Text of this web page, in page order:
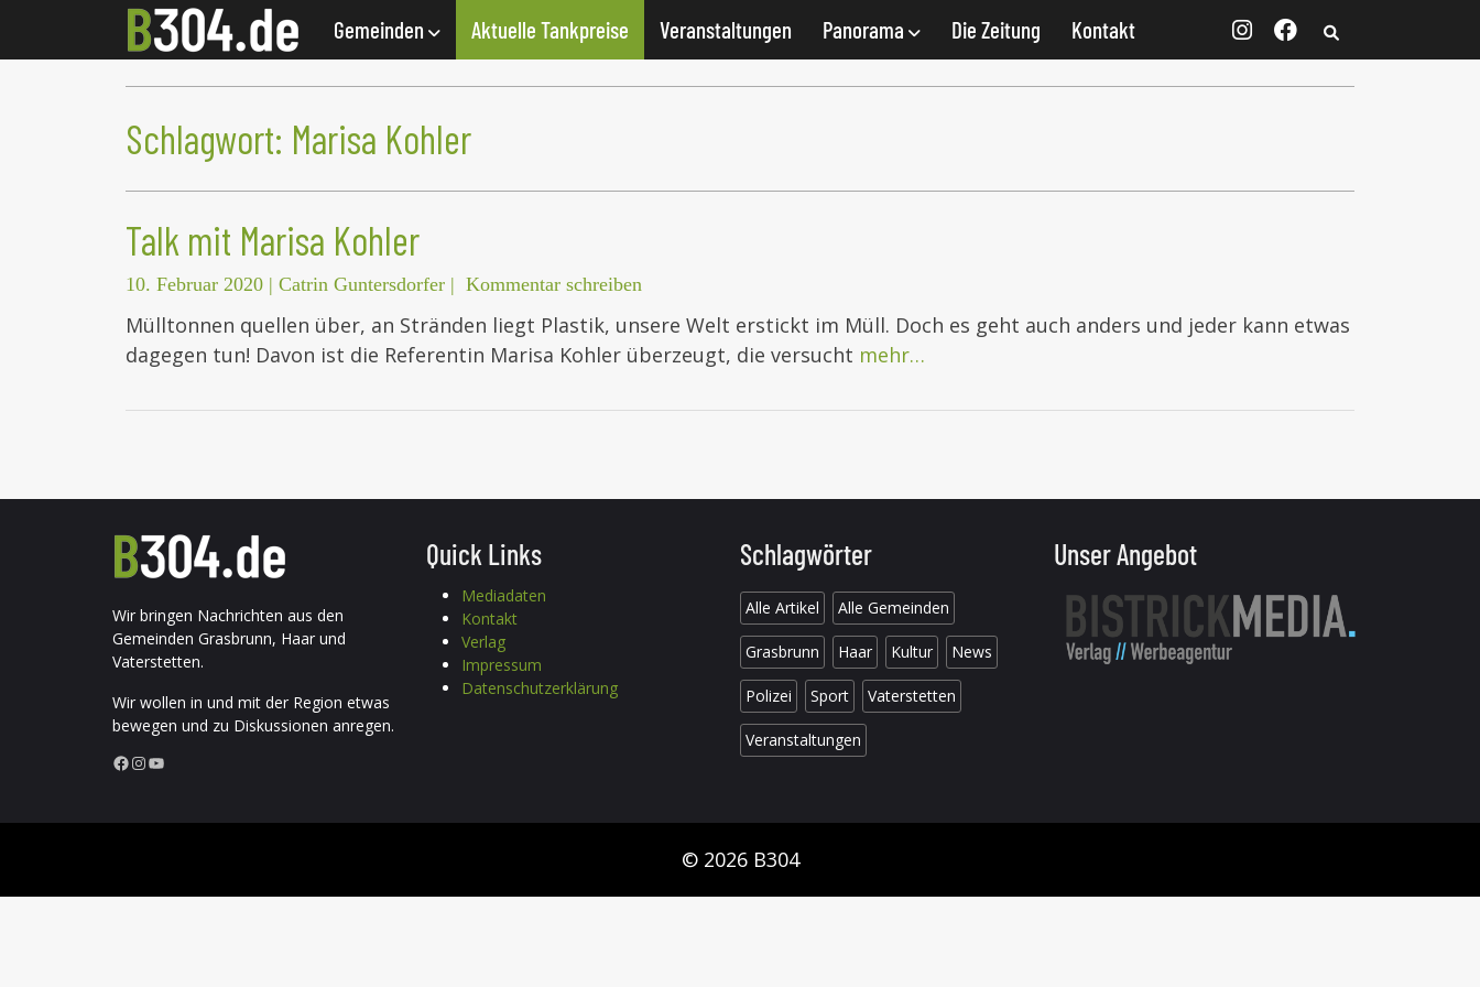
Gemeinden Aktuelle Tankpreise Veranstaltungen Panorama Die Zeitung Kontakt
Schlagwort: Marisa Kohler
Talk mit Marisa Kohler
10. Februar 2020 | Catrin Guntersdorfer | Kommentar schreiben
Mülltonnen quellen über, an Stränden liegt Plastik, unsere Welt erstickt im Müll. Doch es geht auch anders und jeder kann etwas
dagegen tun! Davon ist die Referentin Marisa Kohler überzeugt, die versucht mehr…
Wir bringen Nachrichten aus den
Gemeinden Grasbrunn, Haar und
Vaterstetten.
Wir wollen in und mit der Region etwas
bewegen und zu Diskussionen anregen.
Facebook InstagramYouTube
Quick Links
Mediadaten
Kontakt
Verlag
Impressum
Datenschutzerklärung
Schlagwörter
Alle Artikel Alle Gemeinden
Grasbrunn Haar Kultur News
Polizei Sport Vaterstetten
Veranstaltungen
Unser Angebot
© 2026 B304